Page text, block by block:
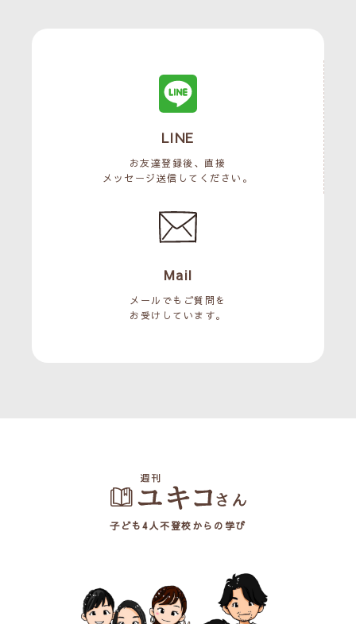
LINE
お友達登録後、直接
メッセージ送信してください。
Mail
メールでもご質問を
お受けしています。
子ども4人不登校からの学び